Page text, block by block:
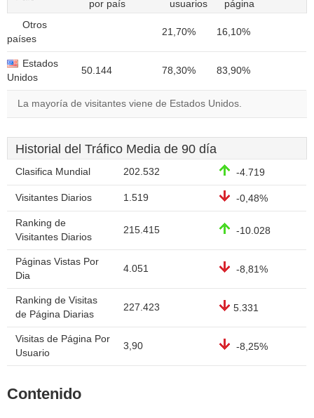
por país
usuarios
página
Otros
países
21,70% 16,10%
Estados
Unidos
50.144 78,30% 83,90%
La mayoría de visitantes viene de Estados Unidos.
Historial del Tráfico Media de 90 día
Clasifica Mundial 202.532 -4.719
Visitantes Diarios 1.519 -0,48%
Ranking de
Visitantes Diarios
215.415 -10.028
Páginas Vistas Por
Dia
4.051 -8,81%
Ranking de Visitas
de Página Diarias
227.423 5.331
Visitas de Página Por
Usuario
3,90 -8,25%
Contenido